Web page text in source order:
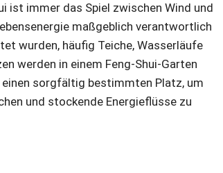
ist immer das Spiel zwischen Wind und
maßgeblich verantwortlich
wurden, häufig Teiche, Wasserläufe
werden in einem Feng-Shui-Garten
sorgfältig bestimmten Platz, um
und stockende Energieflüsse zu